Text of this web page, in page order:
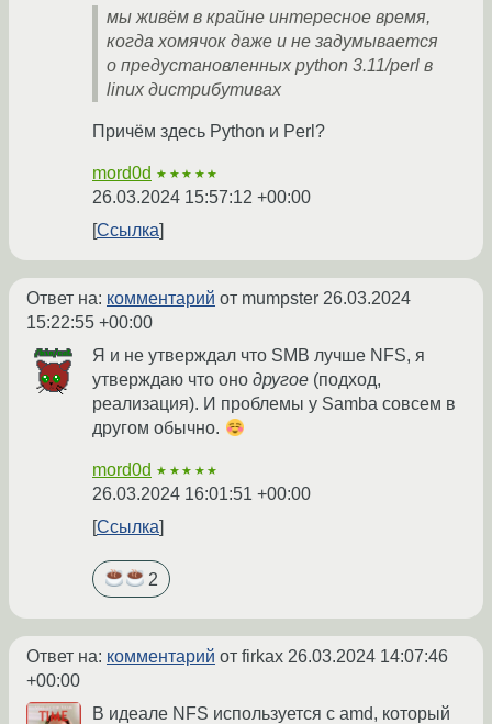
мы живём в крайне интересное время,
когда хомячок даже и не задумывается
о предустановленных python 3.11/perl в
linux дистрибутивах
Причём здесь Python и Perl?
mord0d ★★★★★
26.03.2024 15:57:12 +00:00
Ссылка
Ответ на: комментарий от mumpster 26.03.2024
15:22:55 +00:00
Я и не утверждал что SMB лучше NFS, я
утверждаю что оно другое (подход,
реализация). И проблемы у Samba совсем в
другом обычно.
mord0d ★★★★★
26.03.2024 16:01:51 +00:00
Ссылка
2
Ответ на: комментарий от firkax 26.03.2024 14:07:46
+00:00
В идеале NFS используется с amd, который